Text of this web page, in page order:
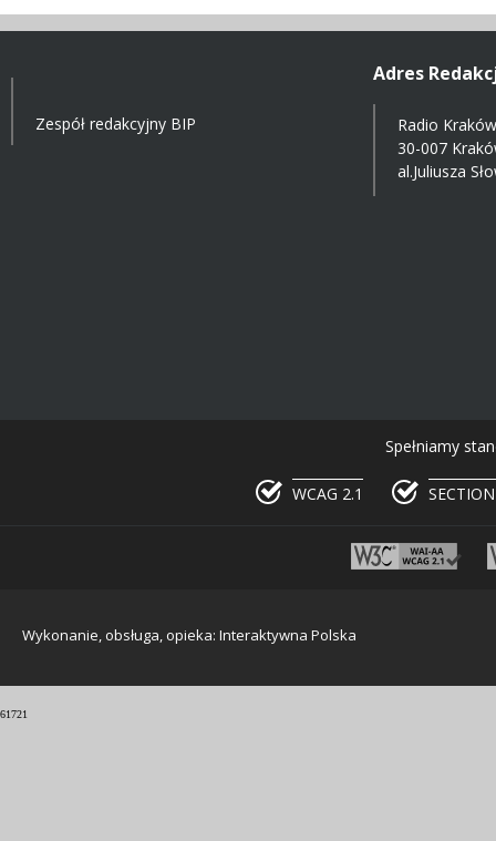
Zespół redakcyjny BIP
Adres
Radio
30-007
al.Juliusza
Spełniamy
WCAG 2.1
Wykonanie, obsługa, opieka: Interaktywna Polska
61721